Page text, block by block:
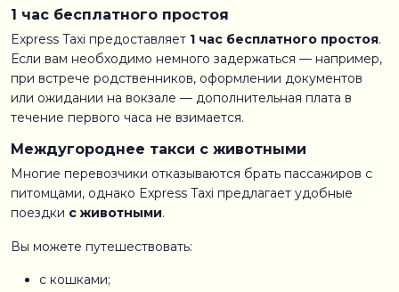
1 час бесплатного простоя
Express Taxi предоставляет 1 час бесплатного простоя.
Если вам необходимо немного задержаться — например,
при встрече родственников, оформлении документов
или ожидании на вокзале — дополнительная плата в
течение первого часа не взимается.
Междугороднее такси с животными
Многие перевозчики отказываются брать пассажиров с
питомцами, однако Express Taxi предлагает удобные
поездки с животными.
Вы можете путешествовать:
с кошками;